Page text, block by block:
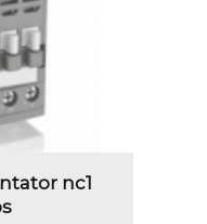
nc1